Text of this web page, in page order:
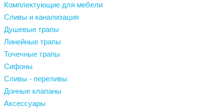
Комплектующие для мебели
Сливы и канализация
Душевые трапы
Линейные трапы
Точечные трапы
Сифоны
Сливы - переливы
Донные клапаны
Аксессуары